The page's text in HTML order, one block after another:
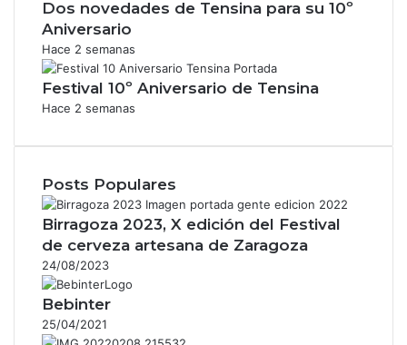
Dos novedades de Tensina para su 10º
Aniversario
Hace 2 semanas
Festival 10º Aniversario de Tensina
Hace 2 semanas
Posts Populares
Birragoza 2023, X edición del Festival
de cerveza artesana de Zaragoza
24/08/2023
Bebinter
25/04/2021